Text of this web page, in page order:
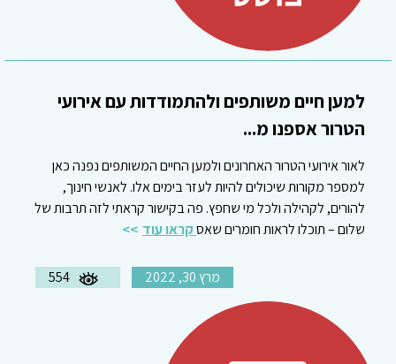
למען חיים משותפים ולהתמודדות עם אירועי
הטרור אספנו מ...
לאור אירועי הטרור האחרונים ולמען החיים המשותפים נפנה כאן
למספר מקורות שיכולים להיות לעזר בימים אלו. לאנשי חינוך,
להורים, לקהילה ולכל מי שחפץ. פה בקישור קראתי לזה תרבות של
שלום – תוכלו לראות חומרים שאסקראו עוד
מרץ 30, 2022 554